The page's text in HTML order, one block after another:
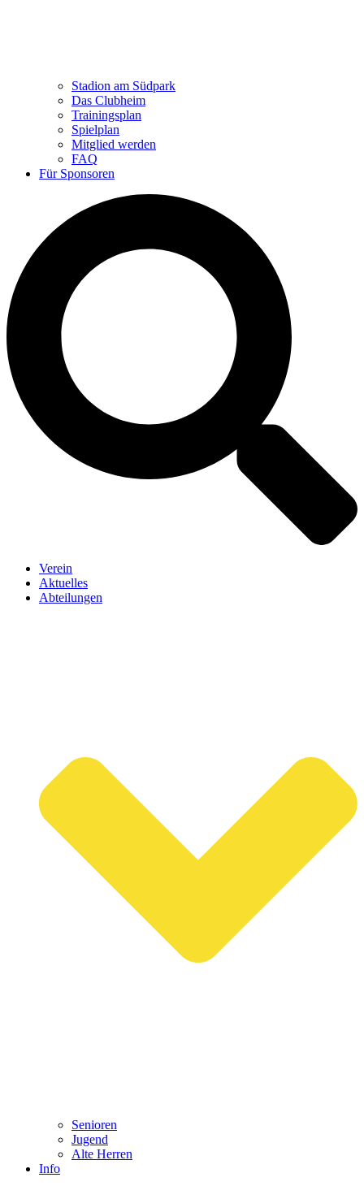
Stadion am Südpark
Das Clubheim
Trainingsplan
Spielplan
Mitglied werden
FAQ
Für Sponsoren
Verein
Aktuelles
Abteilungen
Senioren
Jugend
Alte Herren
Info